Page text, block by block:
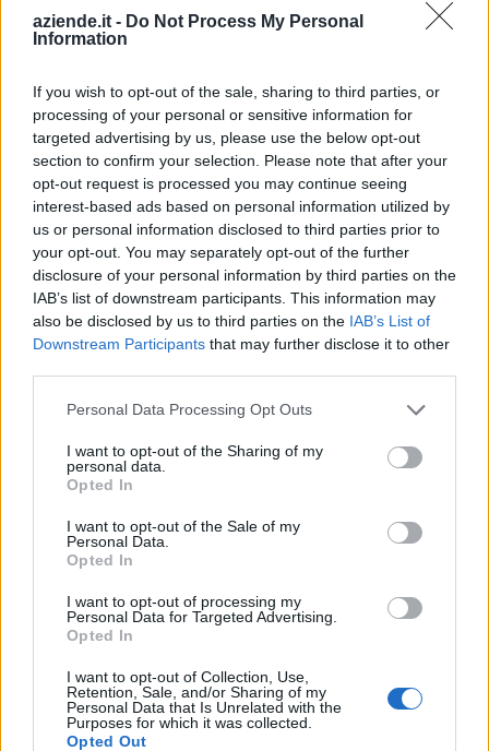
aziende.it - Do Not Process My Personal
Information
If you wish to opt-out of the sale, sharing to third parties, or
processing of your personal or sensitive information for
targeted advertising by us, please use the below opt-out
section to confirm your selection. Please note that after your
opt-out request is processed you may continue seeing
interest-based ads based on personal information utilized by
us or personal information disclosed to third parties prior to
your opt-out. You may separately opt-out of the further
disclosure of your personal information by third parties on the
IAB’s list of downstream participants. This information may
also be disclosed by us to third parties on the IAB’s List of
Downstream Participants that may further disclose it to other
Personal Data Processing Opt Outs
I want to opt-out of the Sharing of my
personal data.
Opted In
I want to opt-out of the Sale of my
Personal Data.
Opted In
I want to opt-out of processing my
Personal Data for Targeted Advertising.
Opted In
I want to opt-out of Collection, Use,
Retention, Sale, and/or Sharing of my
Personal Data that Is Unrelated with the
Purposes for which it was collected.
Opted Out
Indirizzo:Via Iv Novembre 58, 13853
Provincia: Biella
Regione:Piemonte
Tutti i documenti e servizi disponibili →
Documenti più richiesti
€ 5,39 IVA inclusa